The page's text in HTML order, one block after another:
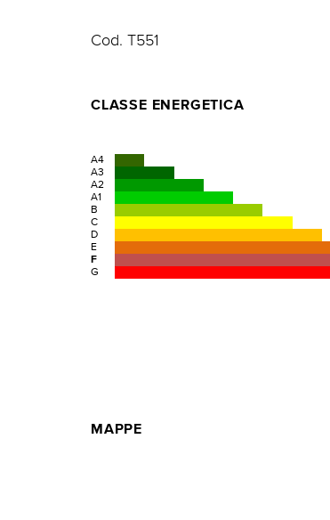
Cod. T551
CLASSE ENERGETICA
A4
A3
A2
A1
B
C
D
E
F
G
MAPPE